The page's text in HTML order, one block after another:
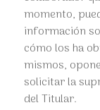
momento,
información
cómo los ha
mismos,
solicitar la
del Titular.